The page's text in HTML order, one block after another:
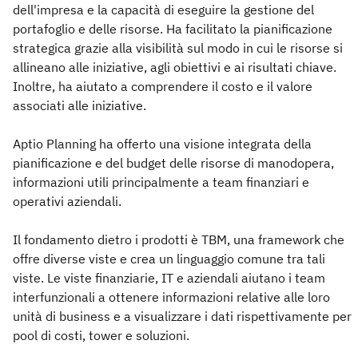
dell'impresa e la capacità di eseguire la gestione del
portafoglio e delle risorse. Ha facilitato la pianificazione
strategica grazie alla visibilità sul modo in cui le risorse si
allineano alle iniziative, agli obiettivi e ai risultati chiave.
Inoltre, ha aiutato a comprendere il costo e il valore
associati alle iniziative.
Aptio Planning ha offerto una visione integrata della
pianificazione e del budget delle risorse di manodopera,
informazioni utili principalmente a team finanziari e
operativi aziendali.
Il fondamento dietro i prodotti è TBM, una framework che
offre diverse viste e crea un linguaggio comune tra tali
viste. Le viste finanziarie, IT e aziendali aiutano i team
interfunzionali a ottenere informazioni relative alle loro
unità di business e a visualizzare i dati rispettivamente per
pool di costi, tower e soluzioni.